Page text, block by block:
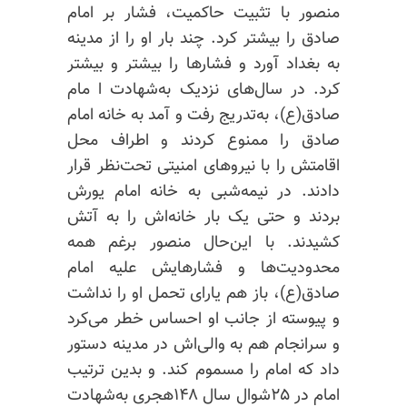
منصوربا تثبیت حاکمیت، فشار بر امام
صادق را بیشتر کرد. چند بار او را از مدینه
به بغداد آورد و فشارها را بیشتر و بیشتر
کرد. در سال‌های نزدیک به‌شهادت ا مام
صادق(ع)، به‌تدریج رفت و آمد به خانه امام
صادق را ممنوع کردند و اطراف محل
اقامتش را با نیروهای امنیتی تحت‌نظر قرار
دادند. در نیمه‌شبی به خانه امام یورش
بردند و حتی یک بار خانه‌اش را به آتش
کشیدند. با این‌حال منصور برغم همه
محدودیت‌ها و فشارهایش علیه امام
صادق(ع)، باز هم یارای تحمل او را نداشت
و پیوسته از جانب او احساس خطر می‌کرد
و سرانجام هم به والی‌اش در مدینه دستور
داد که امام را مسموم کند. و بدین ترتیب
امام در ۲۵شوال سال ۱۴۸هجری به‌شهادت